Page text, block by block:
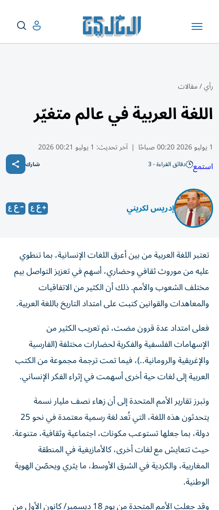
رأي/مقالات
اللغة العربية في عالم متغيّر
1 يوليو 2026 00:20 صباحًا | آخر تحديث: 1 يوليو 00:21 2026
استمع دقائق القراءة - 3 شارك
إدريس لكريني
تعتبر اللغة العربية من بين أعرق اللغات الإنسانية، بما تنطوي
عليه من موروث ثقافي وحضاري، أسهم في تعزيز التواصل بيم
مختلف الشعوب والأمم. ذلك أن الكثير من الاتفاقيات
والمعاهدات والقوانين كتبت على امتداد التاريخ باللغة العربية.
فعلى امتداد عدة قرون مضت، تم تعريب الكثير من
الإسهامات الفلسفية والفكرية لحضارات مختلفة (الفارسية
والإغريقية والرومانية..)، فيما تمت ترجمة مجموعة من الكتب
العربية إلى لغات حية أخرى أسهمت في إثراء الفكر الإنساني.
وتبرز تقارير الأمم المتحدة إلى أن زهاء نصف مليار نسمة
يتحدثون هذه اللغة، التي تُعد لغة رسمية معتمدة في نحو 25
دولة، بما جعلها تستوعب مكونات، اجتماعية وثقافية، متنوعة.
حيث تتعايش مع لغات أخرى، كالأمازيغية في المنطقة
المغاربية، والكردية في الشرق الأوسط، ما يثري ويحصّن الهوية
الوطنية.